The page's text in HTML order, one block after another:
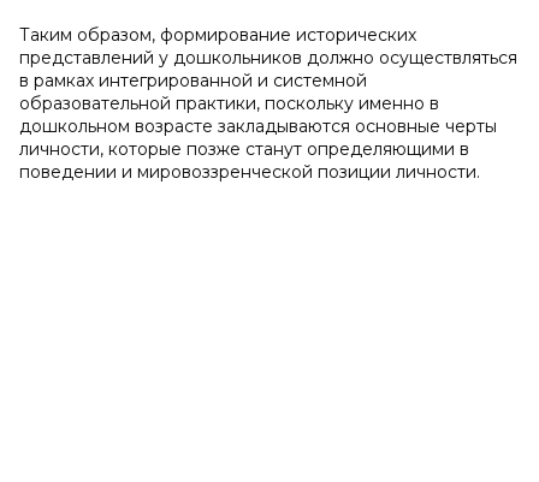
Таким образом, формирование исторических
представлений у дошкольников должно осуществляться
в рамках интегрированной и системной
образовательной практики, поскольку именно в
дошкольном возрасте закладываются основные черты
личности, которые позже станут определяющими в
поведении и мировоззренческой позиции личности.